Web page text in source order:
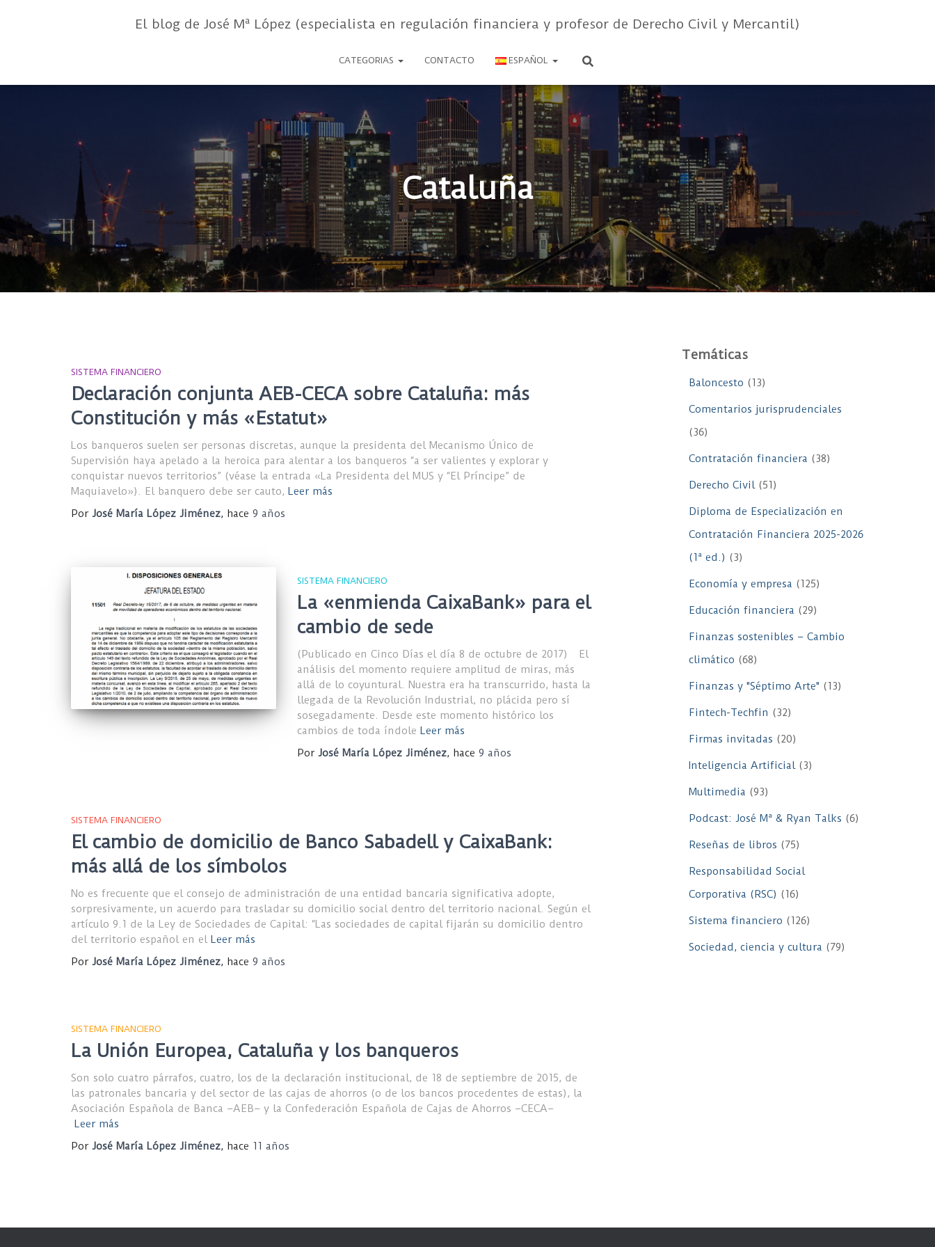
El blog de José Mª López (especialista en regulación financiera y profesor de Derecho Civil y Mercantil)
CATEGORIAS CONTACTO ESPAÑOL
Cataluña
SISTEMA FINANCIERO
Declaración conjunta AEB-CECA sobre Cataluña: más
Constitución y más «Estatut»
Los banqueros suelen ser personas discretas, aunque la presidenta del Mecanismo Único de
Supervisión haya apelado a la heroica para alentar a los banqueros “a ser valientes y explorar y
conquistar nuevos territorios” (véase la entrada «La Presidenta del MUS y “El Príncipe” de
Maquiavelo»). El banquero debe ser cauto, Leer más
Por José María López Jiménez, hace 9 años
SISTEMA FINANCIERO
La «enmienda CaixaBank» para el
cambio de sede
(Publicado en Cinco Días el día 8 de octubre de 2017) El
análisis del momento requiere amplitud de miras, más
allá de lo coyuntural. Nuestra era ha transcurrido, hasta la
llegada de la Revolución Industrial, no plácida pero sí
sosegadamente. Desde este momento histórico los
cambios de toda índole Leer más
Por José María López Jiménez, hace 9 años
SISTEMA FINANCIERO
El cambio de domicilio de Banco Sabadell y CaixaBank:
más allá de los símbolos
No es frecuente que el consejo de administración de una entidad bancaria significativa adopte,
sorpresivamente, un acuerdo para trasladar su domicilio social dentro del territorio nacional. Según el
artículo 9.1 de la Ley de Sociedades de Capital: “Las sociedades de capital fijarán su domicilio dentro
del territorio español en el Leer más
Por José María López Jiménez, hace 9 años
SISTEMA FINANCIERO
La Unión Europea, Cataluña y los banqueros
Son solo cuatro párrafos, cuatro, los de la declaración institucional, de 18 de septiembre de 2015, de
las patronales bancaria y del sector de las cajas de ahorros (o de los bancos procedentes de estas), la
Asociación Española de Banca –AEB– y la Confederación Española de Cajas de Ahorros –CECA–
Leer más
Por José María López Jiménez, hace 11 años
Temáticas
Baloncesto (13)
Comentarios jurisprudenciales
(36)
Contratación financiera (38)
Derecho Civil(51)
Diploma de Especialización en
Contratación Financiera 2025-2026
(1ª ed.) (3)
Economía y empresa (125)
Educación financiera (29)
Finanzas sostenibles – Cambio
climático (68)
Finanzas y "Séptimo Arte" (13)
Fintech-Techfin (32)
Firmas invitadas (20)
Inteligencia Artificial(3)
Multimedia (93)
Podcast: José Mª & Ryan Talks (6)
Reseñas de libros (75)
Responsabilidad Social
Corporativa (RSC) (16)
Sistema financiero (126)
Sociedad, ciencia y cultura (79)